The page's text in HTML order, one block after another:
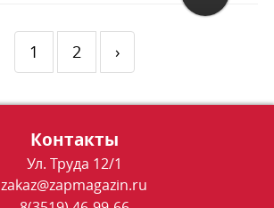
1 2 ›
Контакты
Ул. Труда 12/1
zakaz@zapmagazin.ru